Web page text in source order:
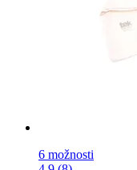
6 možnosti